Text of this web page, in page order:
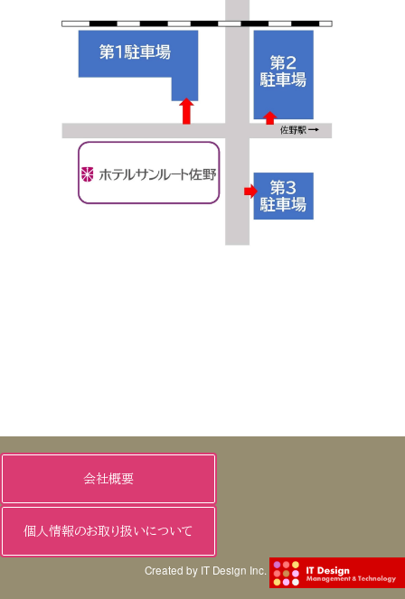
会社概要
個人情報のお取り扱いについて
Created by IT Design Inc.